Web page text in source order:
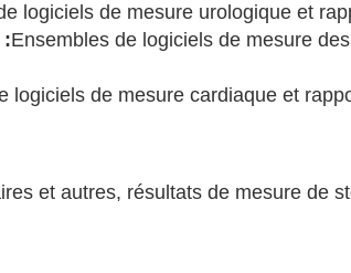
logiciels de mesure urologique et
:Ensembles de logiciels de mesure
logiciels de mesure cardiaque et
et autres, résultats de mesure de